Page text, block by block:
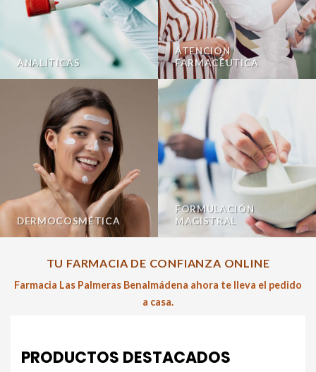
ANALÍTICAS
ATENCIÓN
FARMACÉUTICA
DERMOCOSMÉTICA
FORMULACIÓN
MAGISTRAL
TU FARMACIA DE CONFIANZA ONLINE
Farmacia Las Palmeras Benalmádena ahora te lleva el pedido
a casa.